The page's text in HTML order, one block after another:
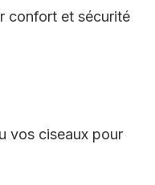
confort et sécurité
vos ciseaux pour